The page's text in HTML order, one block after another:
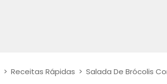
> Receitas Rápidas > Salada De Brócolis